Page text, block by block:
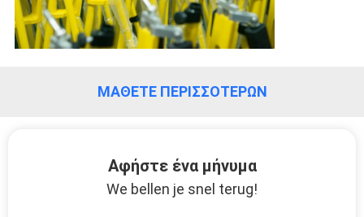
ΜΆΘΕΤΕ ΠΕΡΙΣΣΌΤΕΡΩΝ
Αφήστε ένα μήνυμα
We bellen je snel terug!